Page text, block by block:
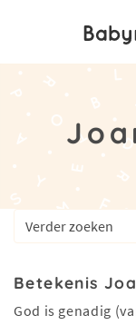
Betekenis
God is genadig